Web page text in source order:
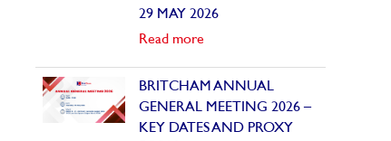
29 MAY 2026
Read more
BRITCHAM ANNUAL
GENERAL MEETING 2026 –
KEY DATES AND PROXY